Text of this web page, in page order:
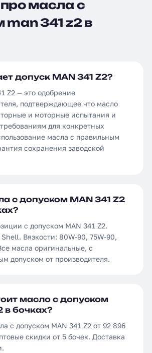
масла с
man 341 z2 в
допуск MAN 341 Z2?
Z2 — это одобрение
подтверждающее что масло
и моторные испытания и
для конкретных
масла с правильным
сохранения заводской
с допуском MAN 341 Z2
с допуском MAN 341 Z2.
Вязкости: 80W-90, 75W-90,
масла оригинальные, с
допуском от производителя.
масло с допуском
в бочках?
с допуском MAN 341 Z2 от 92 896
скидки от 5 бочек. Доставка